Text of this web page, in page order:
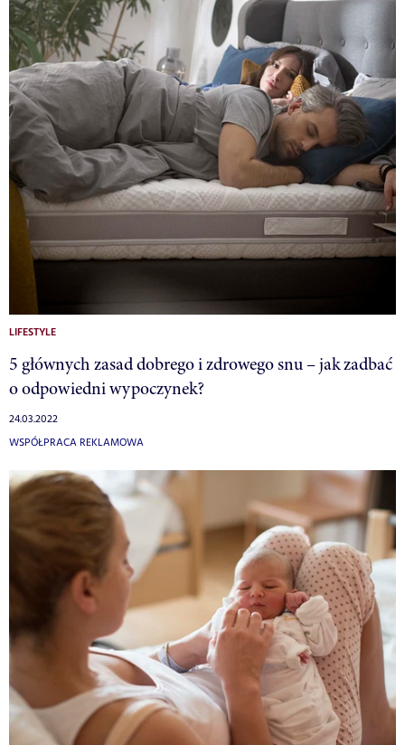
LIFESTYLE
5 głównych zasad dobrego i zdrowego snu – jak zadbać
o odpowiedni wypoczynek?
24.03.2022
WSPÓŁPRACA REKLAMOWA